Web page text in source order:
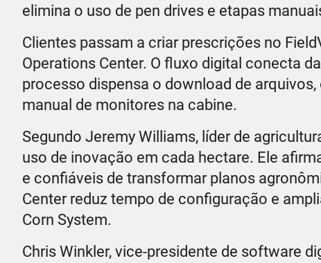
elimina o uso de pen drives e etapas
Clientes passam a criar prescrições no
Operations Center. O fluxo digital conecta
processo dispensa o download de
manual de monitores na cabine.
Segundo Jeremy Williams, líder de
uso de inovação em cada hectare. Ele
e confiáveis de transformar planos
Center reduz tempo de configuração e
Corn System.
Chris Winkler, vice-presidente de software